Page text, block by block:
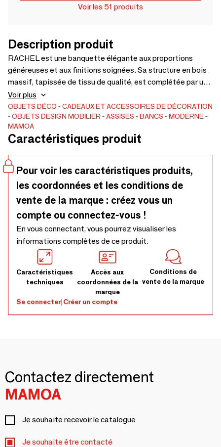
Voir les 51 produits
Description produit
RACHEL est une banquette élégante aux proportions
généreuses et aux finitions soignées. Sa structure en bois
massif, tapissée de tissu de qualité, est complétée par un
coussin d’assise garni de mousse haute densité pour un
confort optimal. Les accoudoirs et les pieds, finis en laiton
poli, apportent une touche dorée subtile qui rehausse le
design. Fabriquée sur commande au Portugal, avec une
attention particulière aux matériaux et aux détails.
Voir plus
OBJETS DÉCO
CADEAUX ET ACCESSOIRES DE DÉCORATION
OBJETS DESIGN MOBILIER ASSISES BANCS
MODERNE
MAMOA
Caractéristiques produit
Pour voir les caractéristiques produits,
les coordonnées et les conditions de
vente de la marque : créez vous un
compte ou connectez-vous !
En vous connectant, vous pourrez visualiser les
informations complètes de ce produit.
Caractéristiques
techniques
Accès aux
coordonnées de la
marque
Conditions de
vente de la marque
Se connecter|Créer un compte
Contactez directement
MAMOA
Je souhaite recevoir le catalogue
Je souhaite être contacté